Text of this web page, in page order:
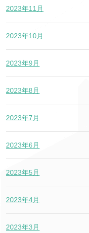
2023年11月
2023年10月
2023年9月
2023年8月
2023年7月
2023年6月
2023年5月
2023年4月
2023年3月